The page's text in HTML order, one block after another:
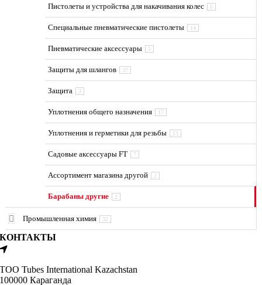
Пистолеты и устройства для накачивания колес 6
Специальные пневматические пистолеты 14
Пневматические аксессуары 5
Защиты для шлангов 37
Защита 3
Уплотнения общего назначения 17
Уплотнения и герметики для резьбы 13
Садовые аксессуары FT 7
Ассортимент магазина другой 2
Барабаны другие 2
Промышленная химия 32
КОНТАКТЫ
ТОО Tubes International Kazachstan
100000 Караганда